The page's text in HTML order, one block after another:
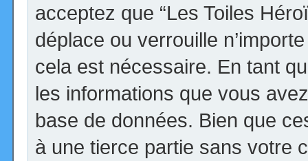
acceptez que “Les Toiles
déplace ou verrouille
cela est nécessaire. En tant
les informations que vous
base de données. Bien que
à une tierce partie sans votre